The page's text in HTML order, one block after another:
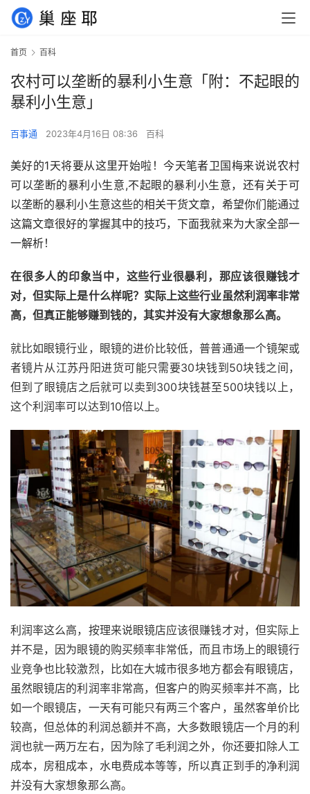
首页 百科
农村可以垄断的暴利小生意「附：不起眼的
暴利小生意」
百事通 2023年4月16日 08:36 百科
美好的1天将要从这里开始啦！今天笔者卫国梅来说说农村
可以垄断的暴利小生意,不起眼的暴利小生意，还有关于可
以垄断的暴利小生意这些的相关干货文章，希望你们能通过
这篇文章很好的掌握其中的技巧，下面我就来为大家全部一
一解析！
在很多人的印象当中，这些行业很暴利，那应该很赚钱才
对，但实际上是什么样呢？实际上这些行业虽然利润率非常
高，但真正能够赚到钱的，其实并没有大家想象那么高。
就比如眼镜行业，眼镜的进价比较低，普普通通一个镜架或
者镜片从江苏丹阳进货可能只需要30块钱到50块钱之间，
但到了眼镜店之后就可以卖到300块钱甚至500块钱以上，
这个利润率可以达到10倍以上。
利润率这么高，按理来说眼镜店应该很赚钱才对，但实际上
并不是，因为眼镜的购买频率非常低，而且市场上的眼镜行
业竞争也比较激烈，比如在大城市很多地方都会有眼镜店，
虽然眼镜店的利润率非常高，但客户的购买频率并不高，比
如一个眼镜店，一天有可能只有两三个客户，虽然客单价比
较高，但总体的利润总额并不高，大多数眼镜店一个月的利
润也就一两万左右，因为除了毛利润之外，你还要扣除人工
成本，房租成本，水电费成本等等，所以真正到手的净利润
并没有大家想象那么高。